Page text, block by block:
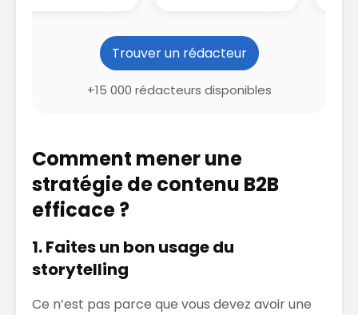
Trouver un rédacteur
+15 000 rédacteurs disponibles
Comment mener une
stratégie de contenu B2B
efficace ?
1. Faites un bon usage du
storytelling
Ce n’est pas parce que vous devez avoir une